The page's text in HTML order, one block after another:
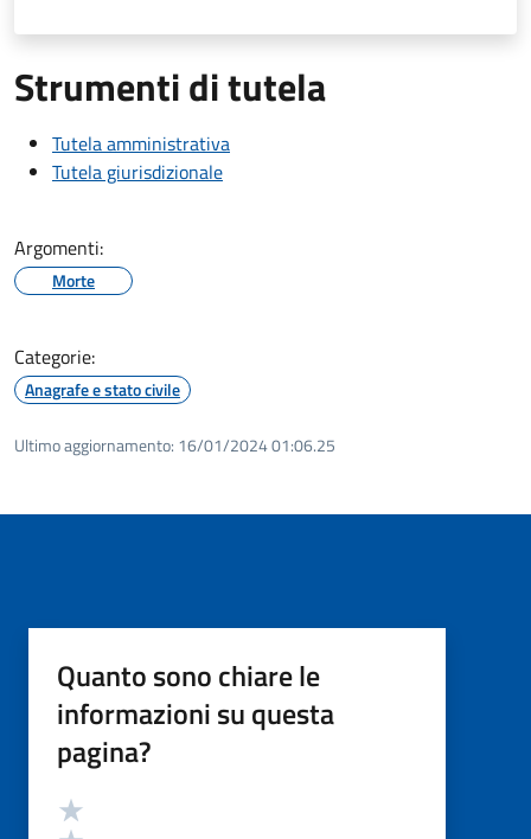
Strumenti di tutela
Tutela amministrativa
Tutela giurisdizionale
Argomenti:
Morte
Categorie:
Anagrafe e stato civile
Ultimo aggiornamento: 16/01/2024 01:06.25
Quanto sono chiare le
informazioni su questa
pagina?
Valutazione